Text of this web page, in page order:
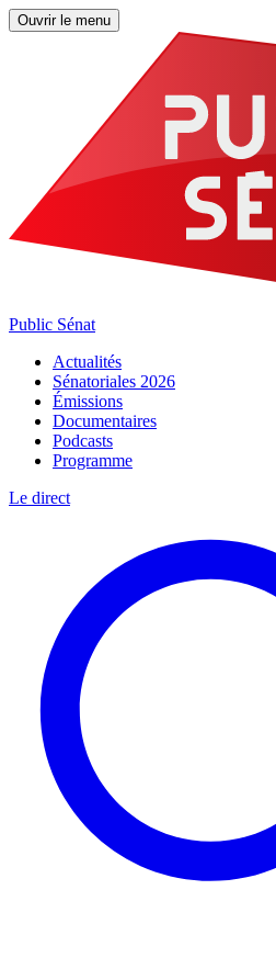
Ouvrir le menu
Public Sénat
Actualités
Sénatoriales 2026
Émissions
Documentaires
Podcasts
Programme
Le direct